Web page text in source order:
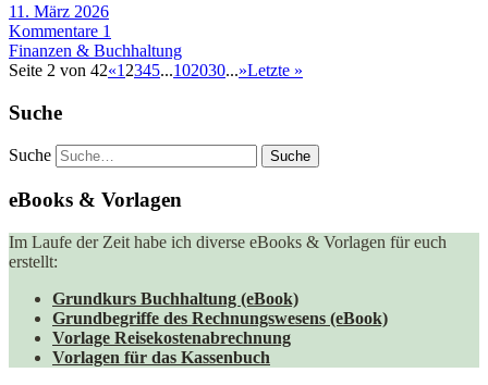
11. März 2026
Kommentare 1
Finanzen & Buchhaltung
Seite 2 von 42«1 2345...102030...»Letzte »
Suche
Suche
eBooks & Vorlagen
Im Laufe der Zeit habe ich diverse eBooks & Vorlagen für euch
erstellt:
Grundkurs Buchhaltung (eBook)
Grundbegriffe des Rechnungswesens (eBook)
Vorlage Reisekostenabrechnung
Vorlagen für das Kassenbuch